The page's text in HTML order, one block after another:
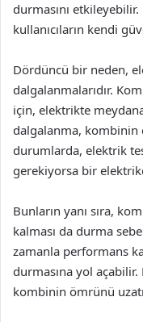
durmasını
kullanıcıların kendi
Dördüncü bir neden,
dalgalanmalarıdır.
için, elektrikte
dalgalanma, kombinin
durumlarda, elektrik
gerekiyorsa bir
Bunların yanı sıra,
kalması da durma
zamanla performans
durmasına yol
kombinin ömrünü